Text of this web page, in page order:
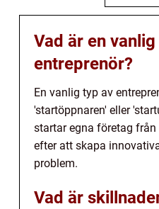
Vad är en
entreprenör?
En vanlig typ av
'startöppnaren' eller
startar egna företag
efter att skapa
problem.
Vad är